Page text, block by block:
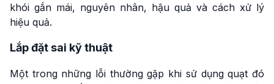
khói gắn mái, nguyên nhân, hậu quả và cách xử lý
hiệu quả.
Lắp đặt sai kỹ thuật
Một trong những lỗi thường gặp khi sử dụng quạt đó